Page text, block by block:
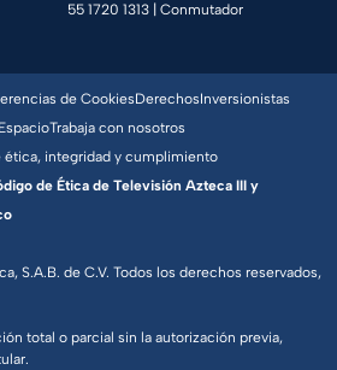
55 1720 1313 | Conmutador
S.A.B. de C.V. Todos los derechos reservados,
total o parcial sin la autorización previa,
de CookiesDerechosInversionistas
Trabaja con nosotros
ética, integridad y cumplimiento
de Ética de Televisión Azteca III y